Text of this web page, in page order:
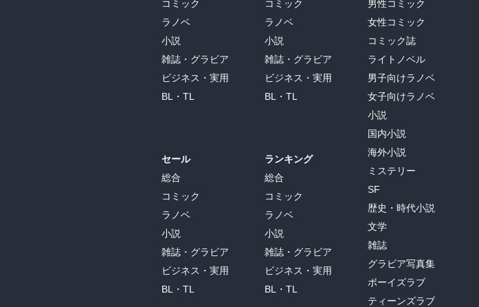
コミック
ラノベ
小説
雑誌・グラビア
ビジネス・実用
BL・TL
セール
総合
コミック
ラノベ
小説
雑誌・グラビア
ビジネス・実用
BL・TL
コミック
ラノベ
小説
雑誌・グラビア
ビジネス・実用
BL・TL
ランキング
総合
コミック
ラノベ
小説
雑誌・グラビア
ビジネス・実用
BL・TL
男性コミック
女性コミック
コミック誌
ライトノベル
男子向けラノベ
女子向けラノベ
小説
国内小説
海外小説
ミステリー
SF
歴史・時代小説
文学
雑誌
グラビア写真集
ボーイズラブ
ティーンズラブ